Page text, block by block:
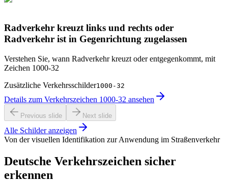
Radverkehr kreuzt links und rechts oder
Radverkehr ist in Gegenrichtung zugelassen
Verstehen Sie, wann Radverkehr kreuzt oder entgegenkommt, mit
Zeichen 1000-32
Zusätzliche Verkehrsschilder1000-32
Details zum Verkehrszeichen 1000-32 ansehen
Previous slide Next slide
Alle Schilder anzeigen
Von der visuellen Identifikation zur Anwendung im Straßenverkehr
Deutsche Verkehrszeichen sicher
erkennen